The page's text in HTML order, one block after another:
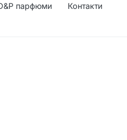
парфюми Контакти